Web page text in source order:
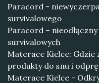
Paracord -
survivalowego
Paracord –
survivalowych
Materace Kielce: Gdzie
produkty do snu i
Materace Kielce -